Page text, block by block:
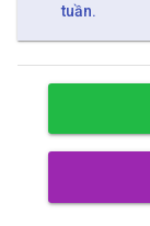
tuần.